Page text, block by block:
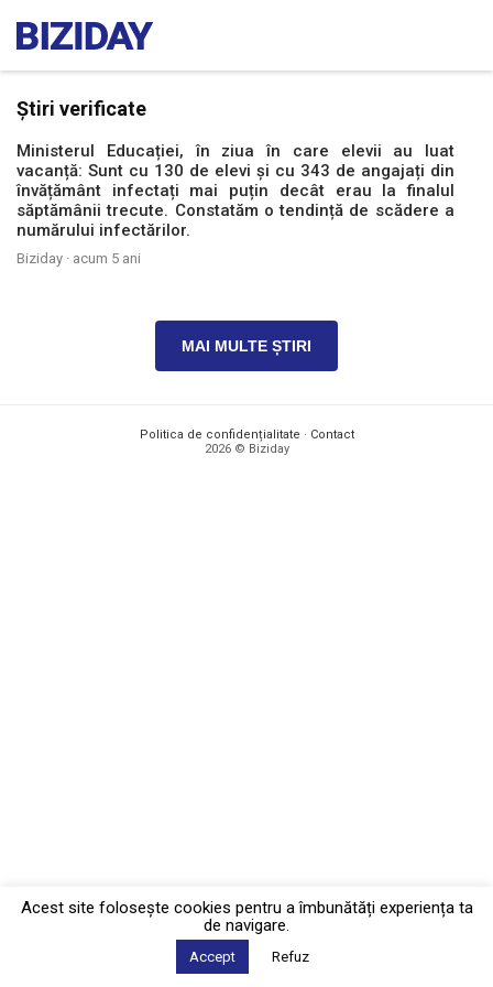
Știri verificate
Ministerul Educației, în ziua în care elevii au luat
vacanță: Sunt cu 130 de elevi și cu 343 de angajați din
învățământ infectați mai puțin decât erau la finalul
săptămânii trecute. Constatăm o tendință de scădere a
numărului infectărilor.
Biziday · acum 5 ani
MAI MULTE ȘTIRI
Politica de confidențialitate · Contact
2026 © Biziday
Acest site foloseşte cookies pentru a îmbunătăți experiența ta
de navigare.
Accept Refuz